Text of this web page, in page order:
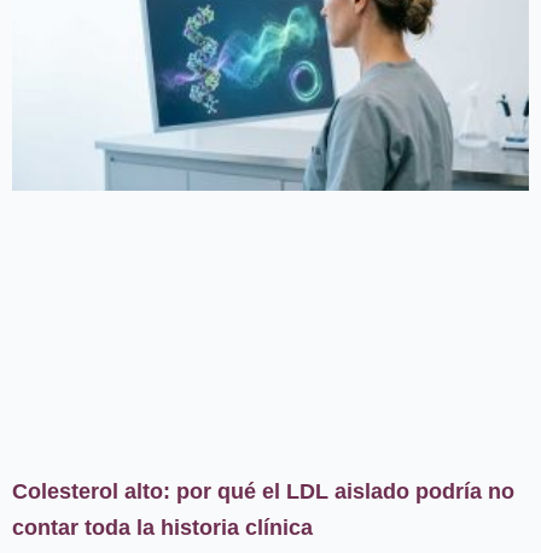
Colesterol alto: por qué el LDL aislado podría no
contar toda la historia clínica